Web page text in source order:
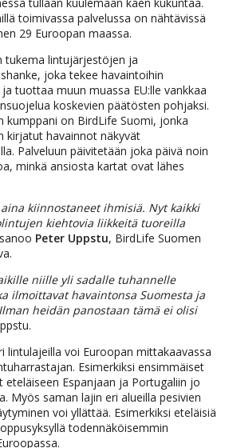
toimivassa palvelussa on nähtävissä
29 Euroopan maassa.
tukema lintujärjestöjen ja
joka tekee havaintoihin
tuottaa muun muassa EU:lle vankkaa
koskevien päätösten pohjaksi.
kumppani on BirdLife Suomi, jonka
kirjatut havainnot näkyvät
Palveluun päivitetään joka päivä noin
minkä ansiosta kartat ovat lähes
kiinnostaneet ihmisiä. Nyt kaikki
kiehtovia liikkeitä tuoreilla
sanoo Peter Uppstu, BirdLife Suomen
niille yli sadalle tuhannelle
ilmoittavat havaintonsa Suomesta ja
heidän panostaan tämä ei olisi
lintulajeilla voi Euroopan mittakaavassa
Esimerkiksi ensimmäiset
eteläiseen Espanjaan ja Portugaliin jo
Myös saman lajin eri alueilla pesivien
voi yllättää. Esimerkiksi eteläisiä
todennäköisemmin